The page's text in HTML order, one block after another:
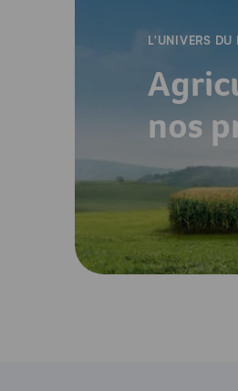
L'UNIVERS DU
nos